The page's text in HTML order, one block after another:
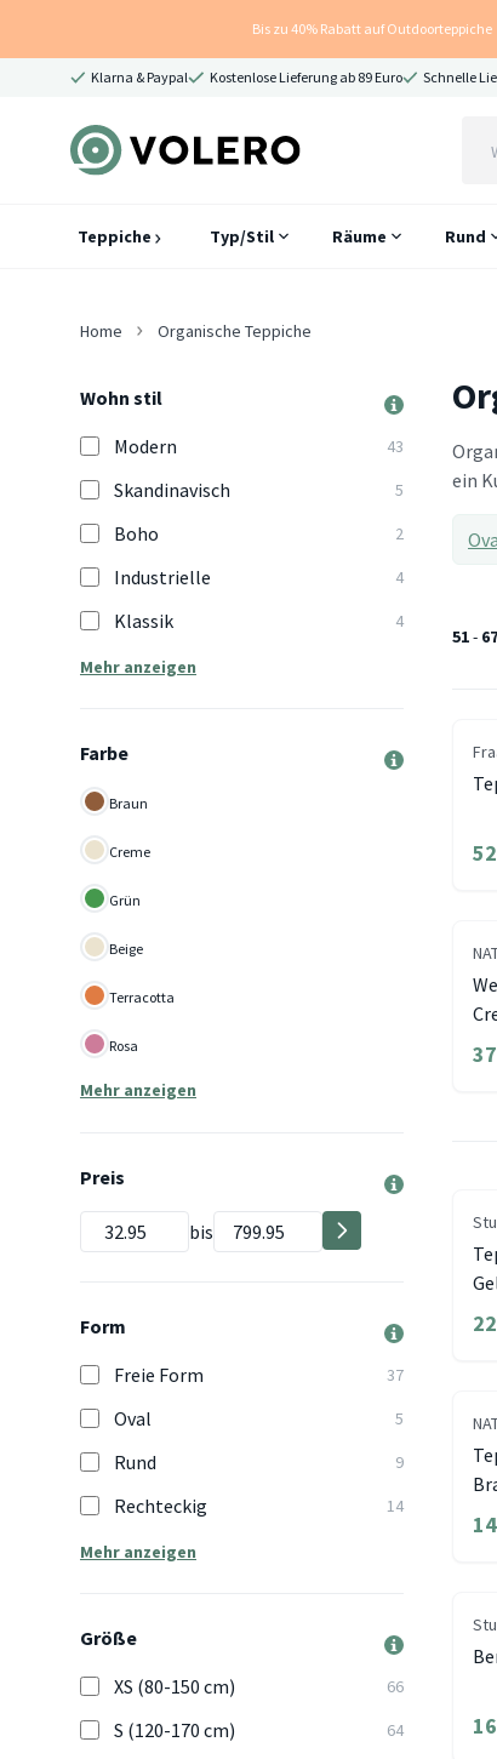
Bis zu 40% Rabatt auf Outdoorteppiche
Klarna & Paypal Kostenlose Lieferung ab 89 Euro Schnelle
Teppiche Typ/Stil Räume Rund
Home Organische Teppiche
Wohn stil
Modern
43
Skandinavisch 5
Boho 2
Industrielle 4
Klassik 4
Mehr anzeigen
Farbe
Braun
Creme
Grün
Beige
Terracotta
Rosa
Mehr anzeigen
Preis
bis
Form
Freie Form
37
Oval 5
Rund 9
Rechteckig 14
Mehr anzeigen
Größe
XS (80-150 cm)
66
S (120-170 cm) 64
ein
51- 67